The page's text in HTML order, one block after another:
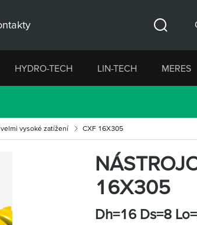
HYDRO-TECH LIN-TECH MERES
vysoké zatížení CXF 16X305
16X305
Dh=16 Ds=8